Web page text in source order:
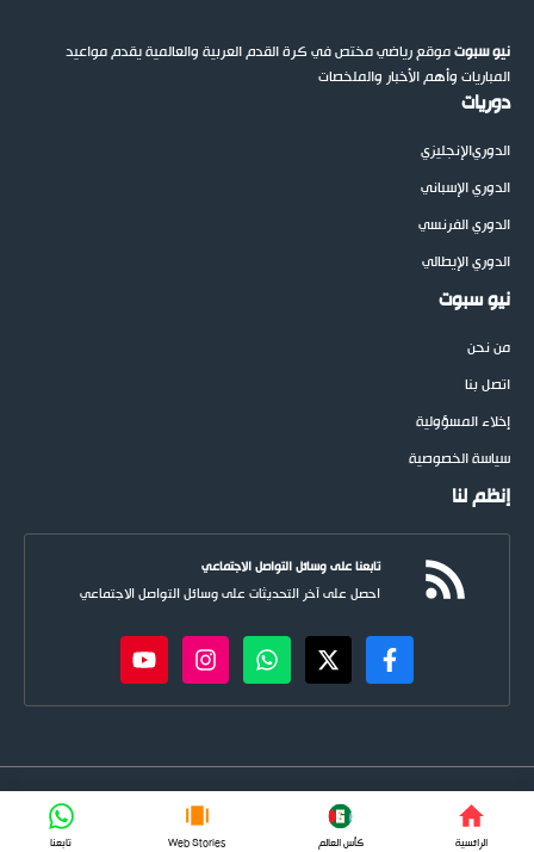
نيو سبوتموقع رياضي مختص في كرة القدم العربية والعالمية يقدم مواعيد
المباريات وأهم الأخبار والملخصات
دوريات
الدوريالإنجليزي
الدوري الإسباني
الدوري الفرنسي
الدوري الإيطالي
نيو سبوت
من نحن
اتصل بنا
إخلاء المسؤولية
سياسة الخصوصية
إنظم لنا
تابعنا على وسائل التواصل الاجتماعي
احصل على آخر التحديثات على وسائل التواصل الاجتماعي
newspoots.com • جميع الحقوق © محفوظة لموقع
الرائسية كأس العالم Web Stories تابعنا